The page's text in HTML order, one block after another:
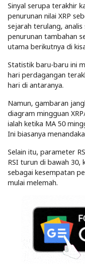
Sinyal serupa terakhir
penurunan nilai XRP
sejarah terulang,
penurunan tambahan
utama berikutnya di
Statistik baru-baru ini
hari perdagangan
hari di antaranya.
Namun, gambaran
diagram mingguan
ialah ketika MA 50
Ini biasanya
Selain itu, parameter
RSI turun di bawah
sebagai kesempatan
mulai melemah.